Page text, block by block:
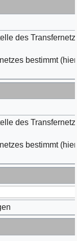
des
bestimmt
des
bestimmt